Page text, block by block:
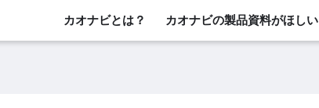
カオナビとは？ カオナビの製品資料がほしい